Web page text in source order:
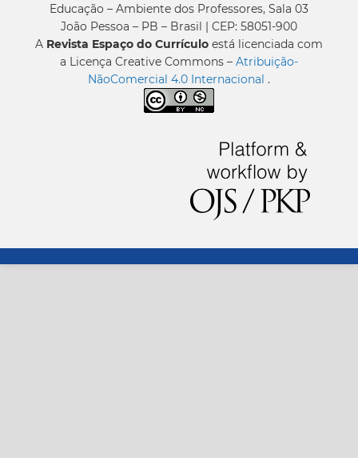
Educação – Ambiente dos Professores, Sala 03
João Pessoa – PB – Brasil | CEP: 58051-900
A Revista Espaço do Currículo está licenciada com
a Licença Creative Commons – Atribuição-
NãoComercial 4.0 Internacional .